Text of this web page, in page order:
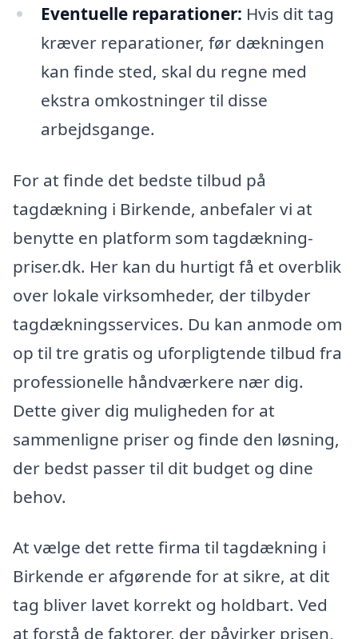
Eventuelle reparationer: Hvis dit tag
kræver reparationer, før dækningen
kan finde sted, skal du regne med
ekstra omkostninger til disse
arbejdsgange.
For at finde det bedste tilbud på
tagdækning i Birkende, anbefaler vi at
benytte en platform som tagdækning-
priser.dk. Her kan du hurtigt få et overblik
over lokale virksomheder, der tilbyder
tagdækningsservices. Du kan anmode om
op til tre gratis og uforpligtende tilbud fra
professionelle håndværkere nær dig.
Dette giver dig muligheden for at
sammenligne priser og finde den løsning,
der bedst passer til dit budget og dine
behov.
At vælge det rette firma til tagdækning i
Birkende er afgørende for at sikre, at dit
tag bliver lavet korrekt og holdbart. Ved
at forstå de faktorer, der påvirker prisen,